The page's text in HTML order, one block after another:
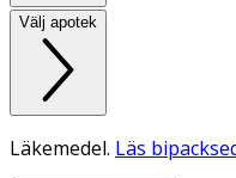
Välj apotek
Läkemedel. Läs